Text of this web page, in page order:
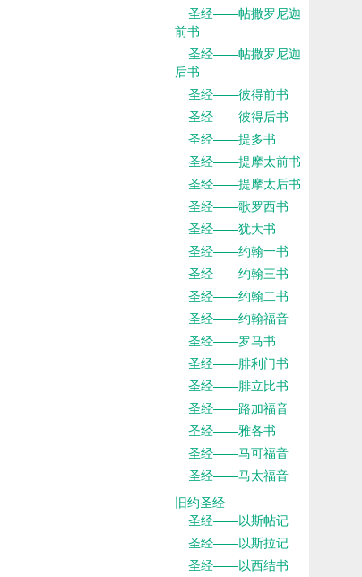
圣经——帖撒罗尼迦
前书
圣经——帖撒罗尼迦
后书
圣经——彼得前书
圣经——彼得后书
圣经——提多书
圣经——提摩太前书
圣经——提摩太后书
圣经——歌罗西书
圣经——犹大书
圣经——约翰一书
圣经——约翰三书
圣经——约翰二书
圣经——约翰福音
圣经——罗马书
圣经——腓利门书
圣经——腓立比书
圣经——路加福音
圣经——雅各书
圣经——马可福音
圣经——马太福音
旧约圣经
圣经——以斯帖记
圣经——以斯拉记
圣经——以西结书